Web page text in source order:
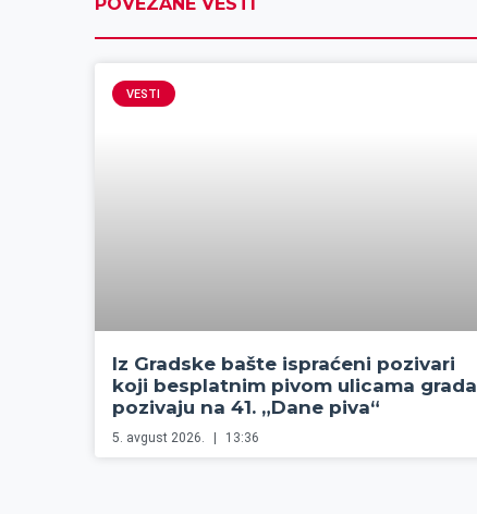
VESTI
Iz Gradske bašte ispraćeni pozivari
koji besplatnim pivom ulicama grada
pozivaju na 41. „Dane piva“
5. avgust 2026. 13:36